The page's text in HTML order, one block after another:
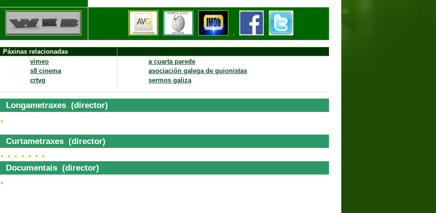
Páxinas relacionadas
vimeo
s8 cinema
crtvg
a cuarta parede
asociación galega de guionistas
sermos galiza
Longametraxes (director)
Curtametraxes (director)
Documentais (director)